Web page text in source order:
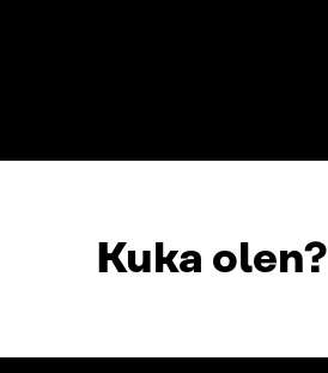
Kuka olen?